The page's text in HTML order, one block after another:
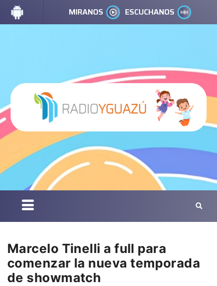
MIRANOS ESCUCHANOS
Marcelo Tinelli a full para
comenzar la nueva temporada
de showmatch